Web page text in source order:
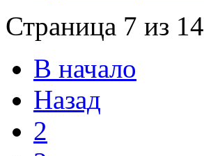
Страница 7 из 14
В начало
Назад
2